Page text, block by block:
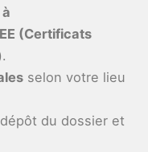
(Certificats
.
selon votre lieu
du dossier et